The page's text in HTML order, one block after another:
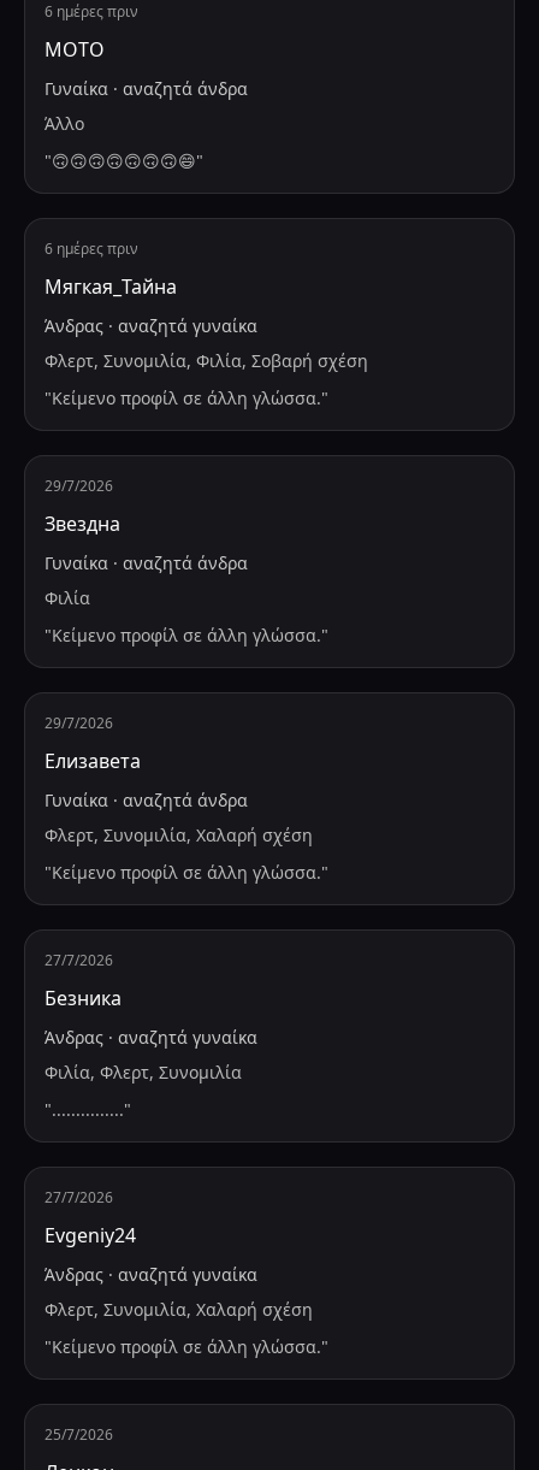
6 ημέρες πριν
MOTO
Γυναίκα · αναζητά άνδρα
Άλλο
"🙃🙃🙃🙃🙃🙃🙃😄"
6 ημέρες πριν
Мягкая_Тайна
Άνδρας · αναζητά γυναίκα
Φλερτ, Συνομιλία, Φιλία, Σοβαρή σχέση
"Κείμενο προφίλ σε άλλη γλώσσα."
29/7/2026
Звездна
Γυναίκα · αναζητά άνδρα
Φιλία
"Κείμενο προφίλ σε άλλη γλώσσα."
29/7/2026
Елизавета
Γυναίκα · αναζητά άνδρα
Φλερτ, Συνομιλία, Χαλαρή σχέση
"Κείμενο προφίλ σε άλλη γλώσσα."
27/7/2026
Безника
Άνδρας · αναζητά γυναίκα
Φιλία, Φλερτ, Συνομιλία
"..............."
27/7/2026
Evgeniy24
Άνδρας · αναζητά γυναίκα
Φλερτ, Συνομιλία, Χαλαρή σχέση
"Κείμενο προφίλ σε άλλη γλώσσα."
25/7/2026